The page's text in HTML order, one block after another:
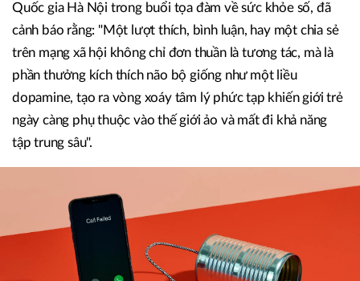
Quốc gia Hà Nội trong buổi tọa đàm về sức khỏe số, đã
cảnh báo rằng: "Một lượt thích, bình luận, hay một chia sẻ
trên mạng xã hội không chỉ đơn thuần là tương tác, mà là
phần thưởng kích thích não bộ giống như một liều
dopamine, tạo ra vòng xoáy tâm lý phức tạp khiến giới trẻ
ngày càng phụ thuộc vào thế giới ảo và mất đi khả năng
tập trung sâu".